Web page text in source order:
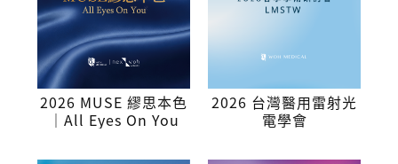
2026 MUSE 繆思本色
｜All Eyes On You
2026 台灣醫用雷射光
電學會